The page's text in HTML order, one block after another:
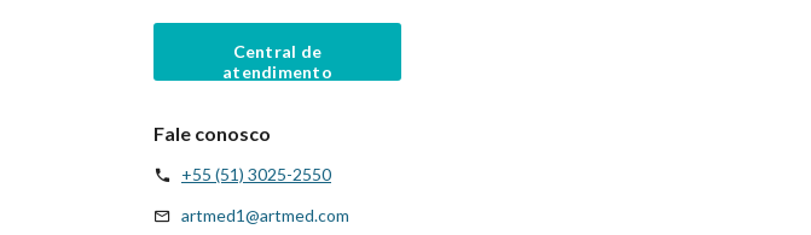
Central de
atendimento
Fale conosco
+55 (51) 3025-2550
artmed1@artmed.com